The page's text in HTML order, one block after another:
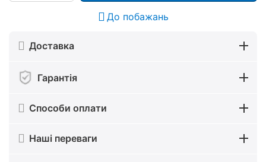
До побажань
Доставка
Гарантія
Способи оплати
Наші переваги